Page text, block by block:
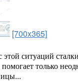
[700x365]
ситуаций
только